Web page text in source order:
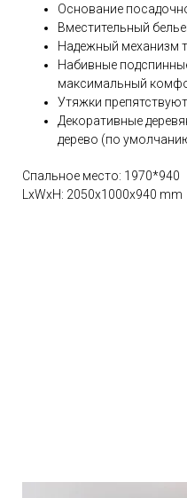
Основание
Вместительный
Надежный механизм
Набивные
максимальный
Утяжки
Декоративные
дерево (по
Спальное место: 1970*940
LxWxH: 2050x1000x940 mm